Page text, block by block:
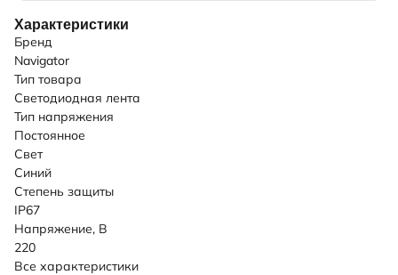
Характеристики
Бренд
Navigator
Тип товара
Светодиодная лента
Тип напряжения
Постоянное
Свет
Синий
Степень защиты
IP67
Напряжение, В
220
Все характеристики